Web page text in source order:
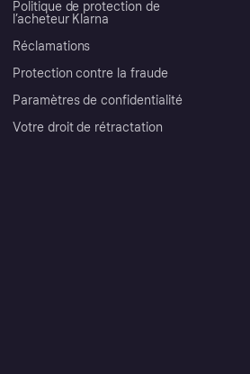
Politique de protection de
l’acheteur Klarna
Réclamations
Protection contre la fraude
Paramètres de confidentialité
Votre droit de rétractation